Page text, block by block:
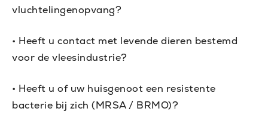
vluchtelingenopvang?
• Heeft u contact met levende dieren bestemd
voor de vleesindustrie?
• Heeft u of uw huisgenoot een resistente
bacterie bij zich (MRSA / BRMO)?